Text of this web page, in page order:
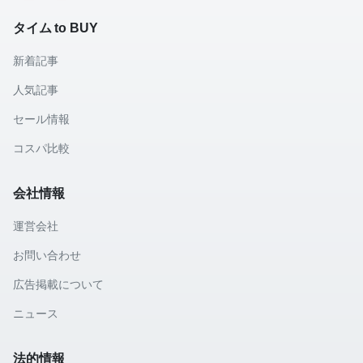
タイム to BUY
新着記事
人気記事
セール情報
コスパ比較
会社情報
運営会社
お問い合わせ
広告掲載について
ニュース
法的情報